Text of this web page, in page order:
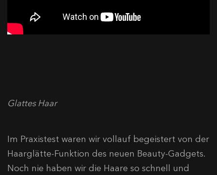
Glattes Haar
Im Praxistest waren wir vollauf begeistert von der
Haarglätte-Funktion des neuen Beauty-Gadgets.
Noch nie haben wir die Haare so schnell und